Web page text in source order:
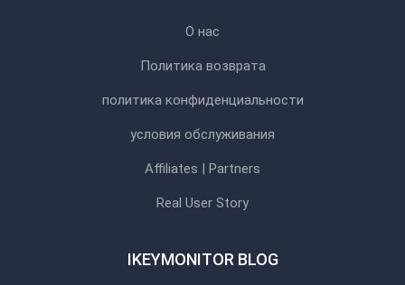
О нас
Политика возврата
политика конфиденциальности
условия обслуживания
Affiliates | Partners
Real User Story
IKEYMONITOR BLOG